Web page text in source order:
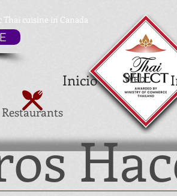
Restaurants
cuisine in Canada
Web
Inicio